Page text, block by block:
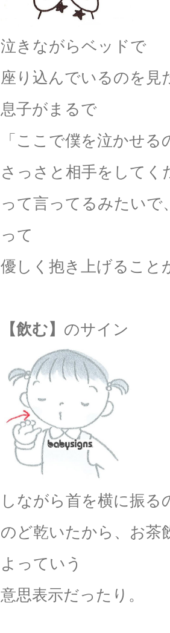
泣きながらベッドで
座り込んでいるのを見
息子がまるで
「ここで僕を泣かせ
さっさと相手をしてく
って言ってるみたい
って
優しく抱き上げること
【飲む】 のサイン
しながら首を横に振る
のど乾いたから、お茶
よっていう
意思表示だったり。